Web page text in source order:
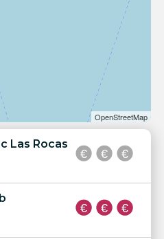
OpenStreetMap
Las Rocas